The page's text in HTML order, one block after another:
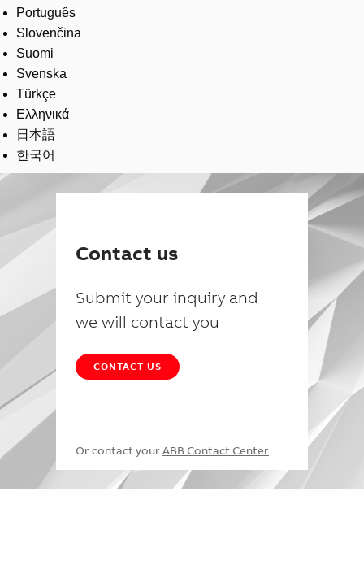
Português
Slovenčina
Suomi
Svenska
Türkçe
Ελληνικά
日本語
한국어
Contact us
Submit your inquiry and
we will contact you
CONTACT US
Or contact your ABB Contact Center